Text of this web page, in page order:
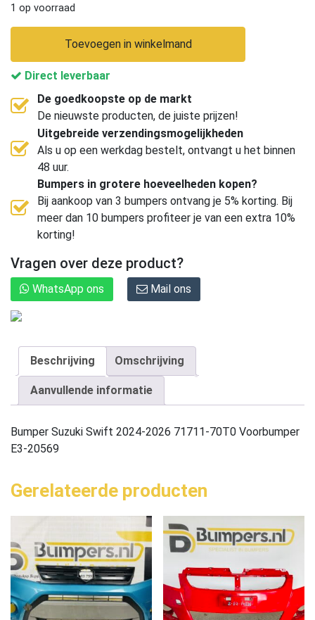
1 op voorraad
Toevoegen in winkelmand
Direct leverbaar
De goedkoopste op de markt
De nieuwste producten, de juiste prijzen!
Uitgebreide verzendingsmogelijkheden
Als u op een werkdag bestelt, ontvangt u het binnen
48 uur.
Bumpers in grotere hoeveelheden kopen?
Bij aankoop van 3 bumpers ontvang je 5% korting. Bij
meer dan 10 bumpers profiteer je van een extra 10%
korting!
Vragen over deze product?
WhatsApp ons Mail ons
Beschrijving Omschrijving
Aanvullende informatie
Bumper Suzuki Swift 2024-2026 71711-70T0 Voorbumper
E3-20569
Gerelateerde producten